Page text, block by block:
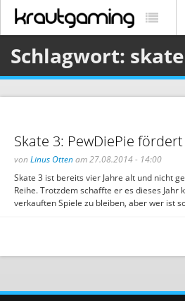
Schlagwort:
Skate 3: PewDiePie
von Linus Ottenam 27.08.2014 - 14:00
Skate 3 ist bereits vier Jahre alt und nicht
Reihe. Trotzdem schaffte er es dieses Jahr
verkauften Spiele zu bleiben, aber wer ist